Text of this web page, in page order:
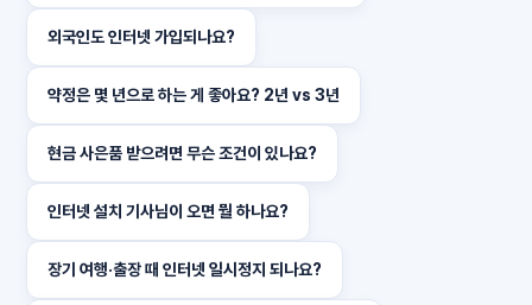
외국인도 인터넷 가입되나요?
약정은 몇 년으로 하는 게 좋아요? 2년 vs 3년
현금 사은품 받으려면 무슨 조건이 있나요?
인터넷 설치 기사님이 오면 뭘 하나요?
장기 여행·출장 때 인터넷 일시정지 되나요?